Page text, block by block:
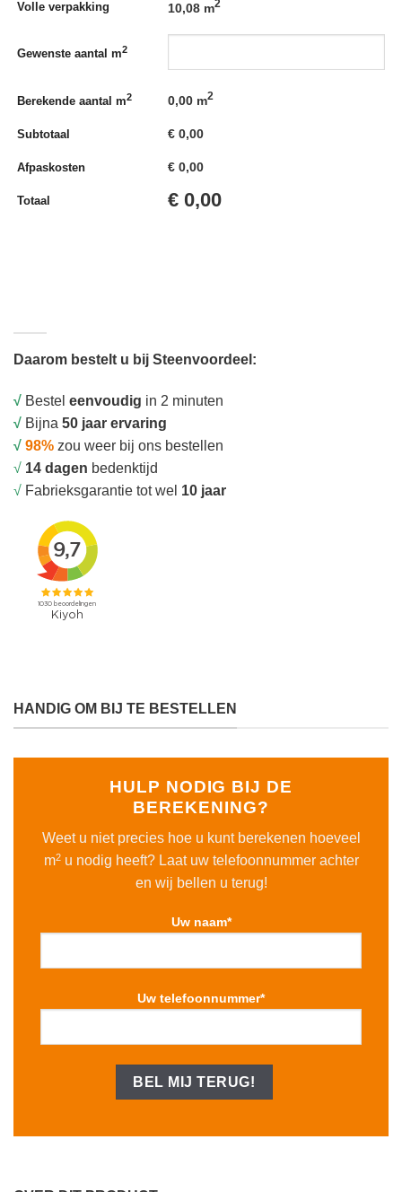
Volle verpakking 10,08 m2
Gewenste aantal m2
Berekende aantal m2 0,00 m2
Subtotaal €0,00
Afpaskosten €0,00
Totaal € 0,00
Daarom bestelt u bij Steenvoordeel:
√ Bestel eenvoudig in 2 minuten
√ Bijna 50 jaar ervaring
√ 98% zou weer bij ons bestellen
√ 14 dagen bedenktijd
√ Fabrieksgarantie tot wel 10 jaar
HANDIG OM BIJ TE BESTELLEN
HULP NODIG BIJ DE
BEREKENING?
Weet u niet precies hoe u kunt berekenen hoeveel
m2u nodig heeft? Laat uw telefoonnummer achter
en wij bellen u terug!
Uw naam*
Uw telefoonnummer*